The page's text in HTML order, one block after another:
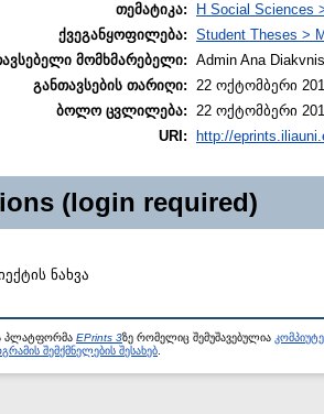
თემატიკა:
H Social Sciences
ქვეგანყოფილება: Student Theses >
მომხმარებელი: Admin Ana
განთავსების თარიღი: 22 ოქტომბერი
ბოლო ცვლილება: 22 ოქტომბერი
URI:
http://
(login required)
ნახვა
პლატფორმა EPrints 3ზე რომელიც შემუშავებულია
შემქმნელების შესახებ.